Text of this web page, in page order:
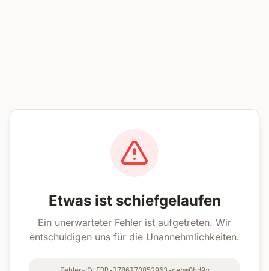
Etwas ist schiefgelaufen
Ein unerwarteter Fehler ist aufgetreten. Wir
entschuldigen uns für die Unannehmlichkeiten.